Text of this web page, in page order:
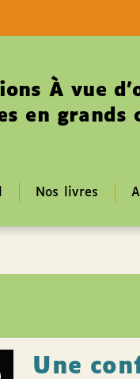
À vue
en grands
Nos livres
Une